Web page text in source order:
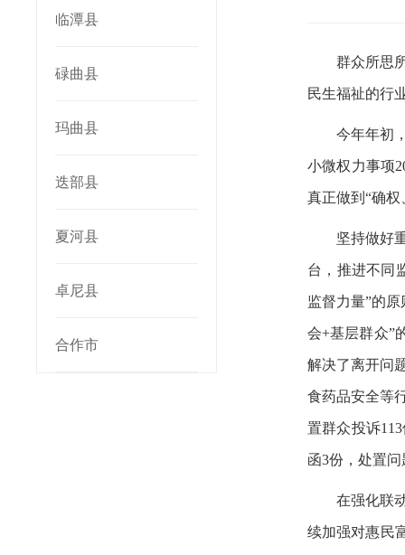
临潭县
碌曲县
玛曲县
迭部县
夏河县
卓尼县
合作市
群众所思
民生福祉的行
今年年初
小微权力事项
真正做到“确
坚持做好
台，推进不同
监督力量”的
会+基层群众”
解决了离开问
食药品安全等
置群众投诉
函3份，处置
在强化联
续加强对惠民